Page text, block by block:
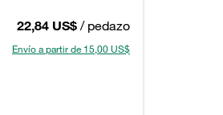
22,84 US$ / pedazo
Envío a partir de 15,00 US$